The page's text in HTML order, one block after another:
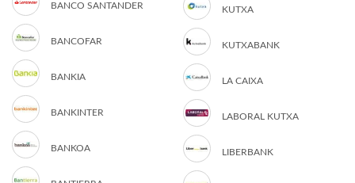
BANCO SANTANDER
BANCOFAR
BANKIA
BANKINTER
BANKOA
KUTXA
KUTXABANK
LA CAIXA
LABORAL KUTXA
LIBERBANK